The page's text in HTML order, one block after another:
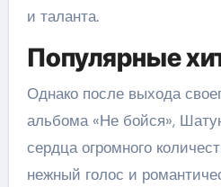
и таланта.
Популярные
Однако после выхода
альбома «Не бойся»,
сердца огромного
нежный голос и